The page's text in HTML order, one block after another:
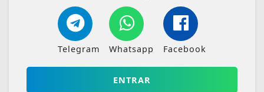
Telegram Whatsapp Facebook
ENTRAR